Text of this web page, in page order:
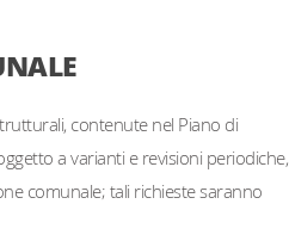
contenute nel Piano di
a varianti e revisioni periodiche,
comunale; tali richieste saranno